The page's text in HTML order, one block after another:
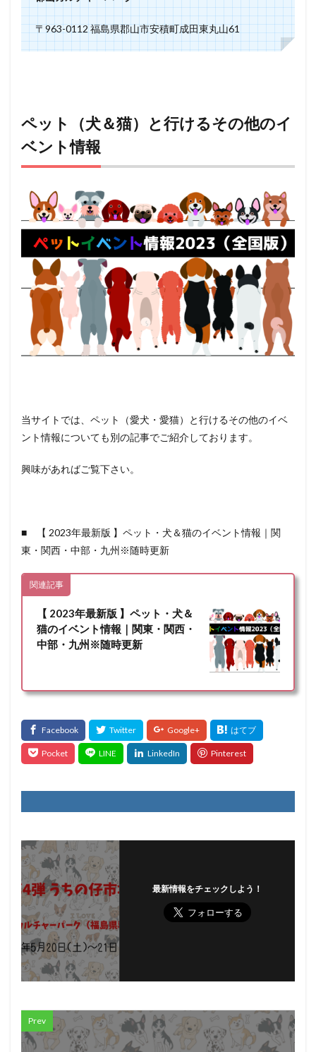
〒963-0112 福島県郡山市安積町成田東丸山61
ペット（犬＆猫）と行けるその他のイ
ベント情報
当サイトでは、ペット（愛犬・愛猫）と行けるその他のイベ
ント情報についても別の記事でご紹介しております。
興味があればご覧下さい。
■ 【 2023年最新版 】ペット・犬＆猫のイベント情報｜関
東・関西・中部・九州※随時更新
関連記事
【 2023年最新版 】ペット・犬＆
猫のイベント情報｜関東・関西・
中部・九州※随時更新
最新情報をチェックしよう！
Prev